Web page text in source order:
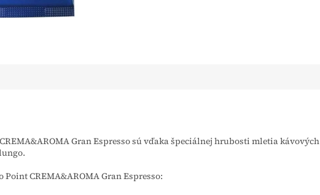
Gran Espresso sú vďaka špeciálnej hrubosti mletia kávových
CREMA&AROMA Gran Espresso: